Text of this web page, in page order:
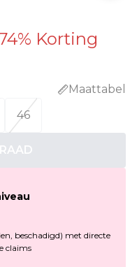
Korting
Maattabel
46
beschadigd) met directe
claims